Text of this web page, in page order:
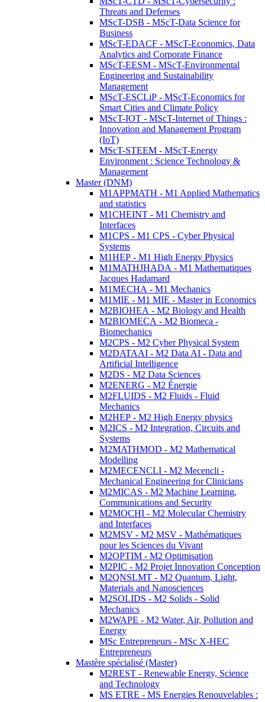
Threats and Defenses
MScT-DSB - MScT-Data Science for
Business
MScT-EDACF - MScT-Economics, Data
Analytics and Corporate Finance
MScT-EESM - MScT-Environmental
Engineering and Sustainability
Management
MScT-ESCLiP - MScT-Economics for
Smart Cities and Climate Policy
MScT-IOT - MScT-Internet of Things :
Innovation and Management Program
(IoT)
MScT-STEEM - MScT-Energy
Environment : Science Technology &
Management
Master (DNM)
M1APPMATH - M1 Applied Mathematics
and statistics
M1CHEINT - M1 Chemistry and
Interfaces
M1CPS - M1 CPS - Cyber Physical
Systems
M1HEP - M1 High Energy Physics
M1MATHJHADA - M1 Mathematiques
Jacques Hadamard
M1MECHA - M1 Mechanics
M1MIE - M1 MIE - Master in Economics
M2BIOHEA - M2 Biology and Health
M2BIOMECA - M2 Biomeca -
Biomechanics
M2CPS - M2 Cyber Physical System
M2DATAAI - M2 Data AI - Data and
Artificial Intelligence
M2DS - M2 Data Sciences
M2ENERG - M2 Énergie
M2FLUIDS - M2 Fluids - Fluid
Mechanics
M2HEP - M2 High Energy physics
M2ICS - M2 Integration, Circuits and
Systems
M2MATHMOD - M2 Mathematical
Modelling
M2MECENCLI - M2 Mecencli -
Mechanical Engineering for Clinicians
M2MICAS - M2 Machine Learning,
Communications and Security
M2MOCHI - M2 Molecular Chemistry
and Interfaces
M2MSV - M2 MSV - Mathématiques
pour les Sciences du Vivant
M2OPTIM - M2 Optimisation
M2PIC - M2 Projet Innovation Conception
M2QNSLMT - M2 Quantum, Light,
Materials and Nanosciences
M2SOLIDS - M2 Solids - Solid
Mechanics
M2WAPE - M2 Water, Air, Pollution and
Energy
MSc Entrepreneurs - MSc X-HEC
Entrepreneurs
Mastère spécialisé (Master)
M2REST - Renewable Energy, Science
and Technology
MS ETRE - MS Energies Renouvelables :